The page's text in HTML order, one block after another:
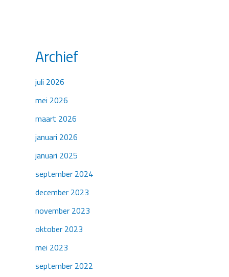
Archief
juli 2026
mei 2026
maart 2026
januari 2026
januari 2025
september 2024
december 2023
november 2023
oktober 2023
mei 2023
september 2022